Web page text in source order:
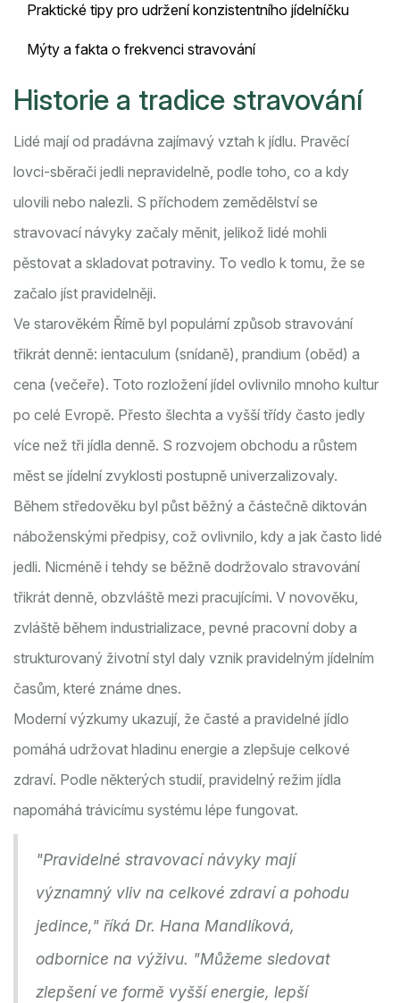
Praktické tipy pro udržení konzistentního jídelníčku
Mýty a fakta o frekvenci stravování
Historie a tradice stravování
Lidé mají od pradávna zajímavý vztah k jídlu. Pravěcí
lovci-sběrači jedli nepravidelně, podle toho, co a kdy
ulovili nebo nalezli. S příchodem zemědělství se
stravovací návyky začaly měnit, jelikož lidé mohli
pěstovat a skladovat potraviny. To vedlo k tomu, že se
začalo jíst pravidelněji.
Ve starověkém Římě byl populární způsob stravování
třikrát denně: ientaculum (snídaně), prandium (oběd) a
cena (večeře). Toto rozložení jídel ovlivnilo mnoho kultur
po celé Evropě. Přesto šlechta a vyšší třídy často jedly
více než tři jídla denně. S rozvojem obchodu a růstem
měst se jídelní zvyklosti postupně univerzalizovaly.
Během středověku byl půst běžný a částečně diktován
náboženskými předpisy, což ovlivnilo, kdy a jak často lidé
jedli. Nicméně i tehdy se běžně dodržovalo stravování
třikrát denně, obzvláště mezi pracujícími. V novověku,
zvláště během industrializace, pevné pracovní doby a
strukturovaný životní styl daly vznik pravidelným jídelním
časům, které známe dnes.
Moderní výzkumy ukazují, že časté a pravidelné jídlo
pomáhá udržovat hladinu energie a zlepšuje celkové
zdraví. Podle některých studií, pravidelný režim jídla
napomáhá trávicímu systému lépe fungovat.
"Pravidelné stravovací návyky mají
významný vliv na celkové zdraví a pohodu
jedince," říká Dr. Hana Mandlíková,
odbornice na výživu. "Můžeme sledovat
zlepšení ve formě vyšší energie, lepší